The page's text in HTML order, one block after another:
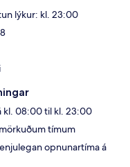
lýkur: kl. 23:00
kl. 08:00 til kl. 23:00
tímum
opnunartíma á